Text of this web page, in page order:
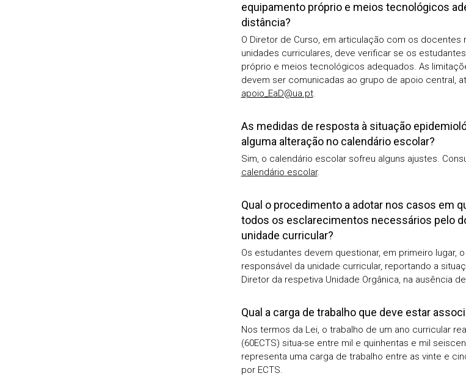
equipamento próprio e meios tecnológicos
distância?
O Diretor de Curso, em articulação com os docentes
unidades curriculares, deve verificar se os
próprio e meios tecnológicos adequados. As
devem ser comunicadas ao grupo de apoio central,
apoio_EaD@ua.pt.
As medidas de resposta à situação
alguma alteração no calendário escolar?
Sim, o calendário escolar sofreu alguns ajustes.
calendário escolar.
Qual o procedimento a adotar nos casos em
todos os esclarecimentos necessários pelo
unidade curricular?
Os estudantes devem questionar, em primeiro lugar,
responsável da unidade curricular, reportando a
Diretor da respetiva Unidade Orgânica, na ausência
Qual a carga de trabalho que deve estar
Nos termos da Lei, o trabalho de um ano curricular
(60ECTS) situa-se entre mil e quinhentas e mil
representa uma carga de trabalho entre as vinte e
por ECTS.